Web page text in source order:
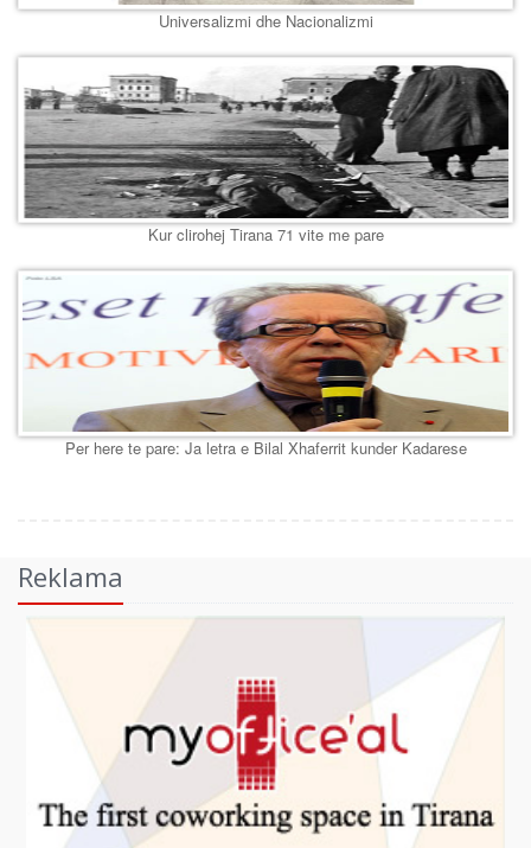
Universalizmi dhe Nacionalizmi
Kur clirohej Tirana 71 vite me pare
Per here te pare: Ja letra e Bilal Xhaferrit kunder Kadarese
Reklama